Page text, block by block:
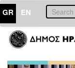
GR EN
ΕΠΙΚΑΙΡΟΤΗΤΑ
Τύπου